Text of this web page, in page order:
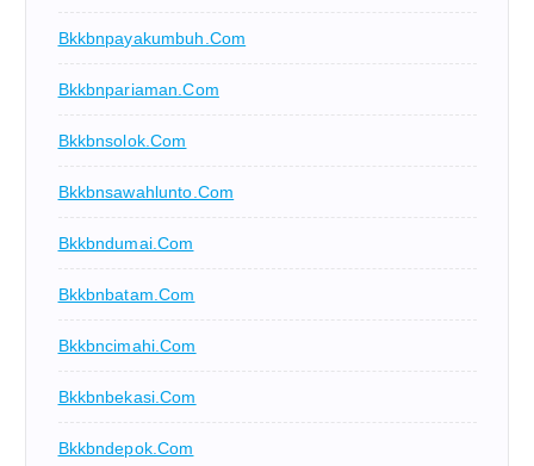
Bkkbnpayakumbuh.com
Bkkbnpariaman.com
Bkkbnsolok.com
Bkkbnsawahlunto.com
Bkkbndumai.com
Bkkbnbatam.com
Bkkbncimahi.com
Bkkbnbekasi.com
Bkkbndepok.com